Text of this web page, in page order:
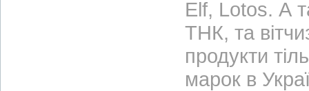
Elf, Lotos. А
ТНК, та
продукти
марок в